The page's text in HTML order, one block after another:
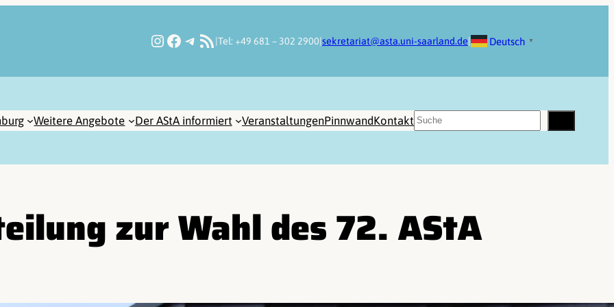
Instagram
Facebook
Telegram
RSS-FeedTel: +49 681 – 302 2900 sekretariat@asta.uni-saarland.de Deutsch ▼
Weitere Angebote Der AStA informiert VeranstaltungenPinnwandKontakt Suchen
zur Wahl des 72. AStA